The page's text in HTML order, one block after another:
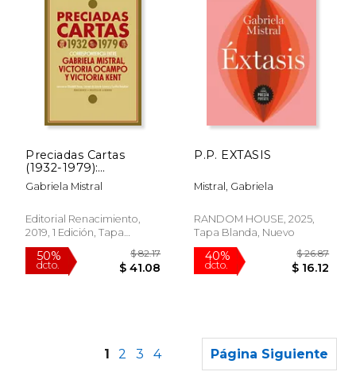
dcto. dcto.
Preciadas Cartas
(1932-1979):
Correspondencia
Entre Gabriela Mistral,
Victoria Kent: 77
(Biblioteca de la
Menor)
Gabriela Mistral
Editorial Renacimiento,
2019, 1 Edición, Tapa
Blanda, Nuevo
P.P. EXTASIS
Mistral, Gabriela
RANDOM HOUSE, 2025,
Tapa Blanda, Nuevo
1 2 3 4 Página Siguiente